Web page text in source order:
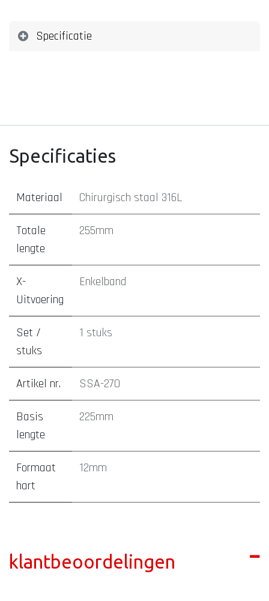
Specificatie
Specificaties
Materiaal Chirurgisch staal 316L
Totale
lengte
255mm
X-
Uitvoering
Enkelband
Set /
stuks
1 stuks
Artikel nr. SSA-270
Basis
lengte
225mm
Formaat
hart
12mm
klantbeoordelingen